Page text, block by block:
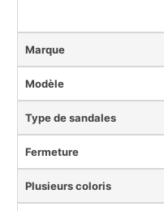
Marque
Modèle
Type de sandales
Fermeture
Plusieurs coloris